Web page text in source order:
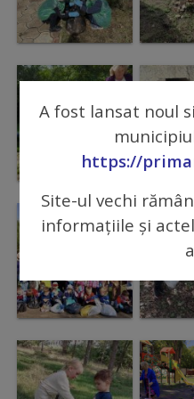
Comisii
de
specialitate
Consiliului
Calitate
Servicii
Plăți
A fost lansat noul
https://
Site-ul vechi
informațiile și